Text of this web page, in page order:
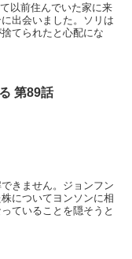
以前住んでいた家に来
出会いました。ソリは
てられたと心配にな
第89話
きません。ジョンフン
についてヨンソンに相
ていることを隠そうと